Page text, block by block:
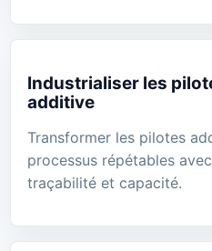
Industrialiser les
additive
Transformer les pilotes
processus répétables
traçabilité et capacité.